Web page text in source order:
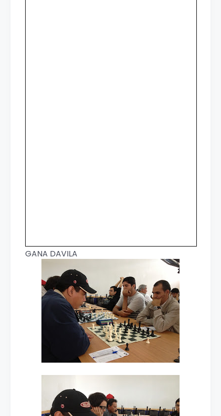
GANA DAVILA